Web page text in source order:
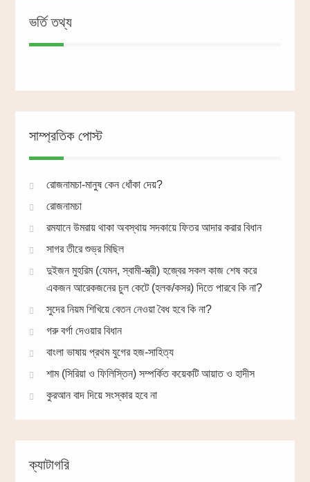
ভর্তি তথ্য
সাম্প্রতিক পোস্ট
রোজনামচা-মানুষ কেন ধোঁকা দেয়?
রোজনামচা
রমযানে উমরায় থাকা অবস্থায় সদকায়ে ফিতর আদার করার বিধান
সাগর তীরে শুভ্র মিছিল
দুইজন মুহরিম (যেমন, স্বামী-স্ত্রী) হজ্বের সকল কাজ শেষ করে
একজন আরেকজনের চুল কেটে (হলক/কসর) দিতে পারবে কি না?
সুদের নিয়ম শিখিয়ে বেতন নেওয়া বৈধ হবে কি না?
গরু বর্গা দেওয়ার বিধান
বাংলা ভাষায় প্রথম যুগের হজ-সাহিত্য
শাম (সিরিয়া ও ফিলিস্তিন) সম্পর্কিত কয়েকটি আয়াত ও হাদীস
কুরআন বাদ দিয়ে সংস্কার হবে না
ক্যাটাগরি